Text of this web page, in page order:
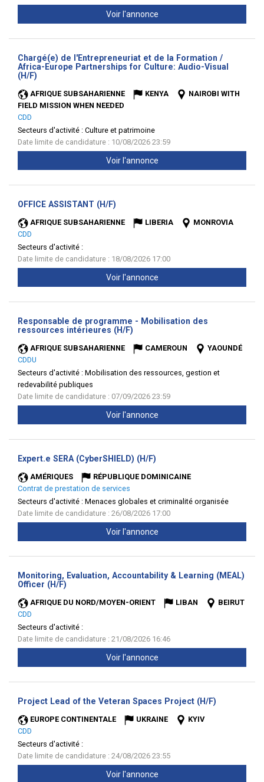
Voir l'annonce
Chargé(e) de l'Entrepreneuriat et de la Formation /
Africa-Europe Partnerships for Culture: Audio-Visual
(H/F)
AFRIQUE SUBSAHARIENNE KENYA
NAIROBI WITH
FIELD MISSION WHEN NEEDED
CDD
Secteurs d'activité : Culture et patrimoine
Date limite de candidature : 10/08/2026 23:59
Voir l'annonce
OFFICE ASSISTANT (H/F)
AFRIQUE SUBSAHARIENNE LIBERIA
MONROVIA
CDD
Secteurs d'activité :
Date limite de candidature : 18/08/2026 17:00
Voir l'annonce
Responsable de programme - Mobilisation des
ressources intérieures (H/F)
AFRIQUE SUBSAHARIENNE CAMEROUN
YAOUNDÉ
CDDU
Secteurs d'activité : Mobilisation des ressources, gestion et
redevabilité publiques
Date limite de candidature : 07/09/2026 23:59
Voir l'annonce
Expert.e SERA (CyberSHIELD) (H/F)
AMÉRIQUES
RÉPUBLIQUE DOMINICAINE
Contrat de prestation de services
Secteurs d'activité : Menaces globales et criminalité organisée
Date limite de candidature : 26/08/2026 17:00
Voir l'annonce
Monitoring, Evaluation, Accountability & Learning (MEAL)
Officer (H/F)
AFRIQUE DU NORD/MOYEN-ORIENT LIBAN
BEIRUT
CDD
Secteurs d'activité :
Date limite de candidature : 21/08/2026 16:46
Voir l'annonce
Project Lead of the Veteran Spaces Project (H/F)
EUROPE CONTINENTALE UKRAINE
KYIV
CDD
Secteurs d'activité :
Date limite de candidature : 24/08/2026 23:55
Voir l'annonce